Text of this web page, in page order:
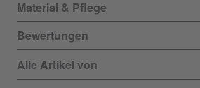
Material & Pflege
Bewertungen
Alle Artikel von